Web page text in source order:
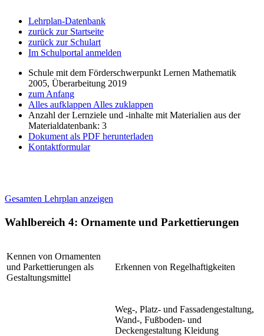
Lehrplan-Datenbank
zurück zur Startseite
zurück zur Schulart
Im Schulportal anmelden
Schule mit dem Förderschwerpunkt Lernen Mathematik
2005, Überarbeitung 2019
zum Anfang
Alles aufklappen Alles zuklappen
Anzahl der Lernziele und -inhalte mit Materialien aus der
Materialdatenbank: 3
Dokument als PDF herunterladen
Kontaktformular
Gesamten Lehrplan anzeigen
Wahlbereich 4: Ornamente und Parkettierungen
Kennen von Ornamenten
und Parkettierungen als
Gestaltungsmittel
Erkennen von Regelhaftigkeiten
Weg-, Platz- und Fassadengestaltung,
Wand-, Fußboden- und
Deckengestaltung Kleidung